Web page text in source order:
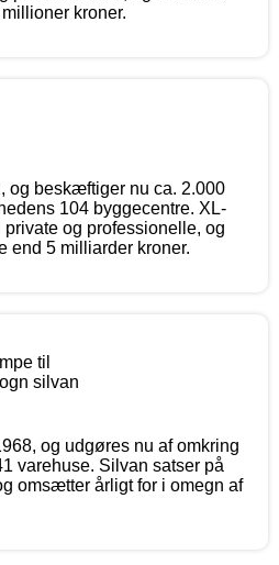
kroner.
og beskæftiger nu ca. 2.000
104 byggecentre. XL-
og professionelle, og
end 5 milliarder kroner.
og udgøres nu af omkring
varehuse. Silvan satser på
omsætter årligt for i omegn af